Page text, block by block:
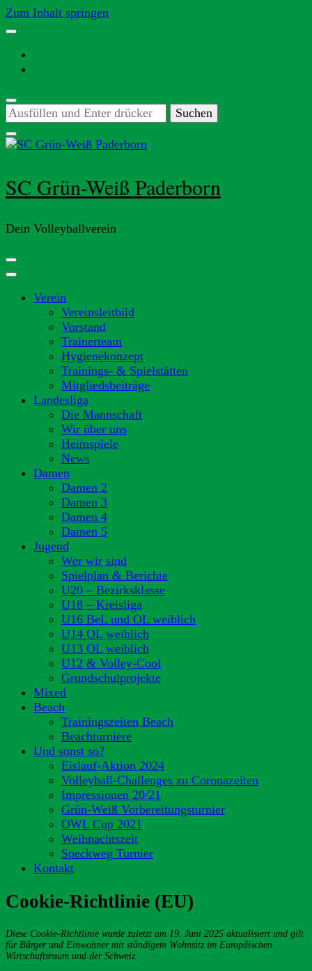
Zum Inhalt springen
Suchst
du
nach
etwas?
SC Grün-Weiß Paderborn
Dein Volleyballverein
Verein
Vereinsleitbild
Vorstand
Trainerteam
Hygienekonzept
Trainings- & Spielstätten
Mitgliedsbeiträge
Landesliga
Die Mannschaft
Wir über uns
Heimspiele
News
Damen
Damen 2
Damen 3
Damen 4
Damen 5
Jugend
Wer wir sind
Spielplan & Berichte
U20 – Bezirksklasse
U18 – Kreisliga
U16 BeL und OL weiblich
U14 OL weiblich
U13 OL weiblich
U12 & Volley-Cool
Grundschulprojekte
Mixed
Beach
Trainingszeiten Beach
Beachturniere
Und sonst so?
Eislauf-Aktion 2024
Volleyball-Challenges zu Coronazeiten
Impressionen 20/21
Grün-Weiß Vorbereitungsturnier
OWL Cup 2021
Weihnachtszeit
Speckweg Turnier
Kontakt
Cookie-Richtlinie (EU)
Diese Cookie-Richtlinie wurde zuletzt am 19. Juni 2025 aktualisiert und gilt
für Bürger und Einwohner mit ständigem Wohnsitz im Europäischen
Wirtschaftsraum und der Schweiz.